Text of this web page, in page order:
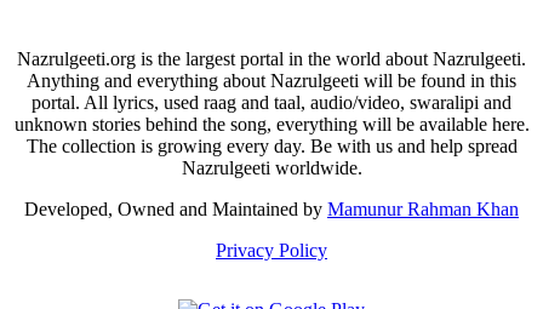
Nazrulgeeti.org is the largest portal in the world about Nazrulgeeti.
Anything and everything about Nazrulgeeti will be found in this
portal. All lyrics, used raag and taal, audio/video, swaralipi and
unknown stories behind the song, everything will be available here.
The collection is growing every day. Be with us and help spread
Nazrulgeeti worldwide.
Developed, Owned and Maintained by Mamunur Rahman Khan
Privacy Policy